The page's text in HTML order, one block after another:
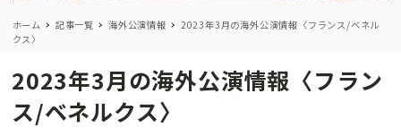
ホーム 記事一覧 海外公演情報
2023年3月の海外公演情報〈フランス/ベネル
クス〉
2023年3月の海外公演情報〈フラン
ス/ベネルクス〉